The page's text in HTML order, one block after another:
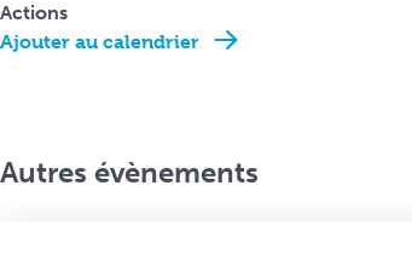
Actions
Ajouter au calendrier
Autres évènements